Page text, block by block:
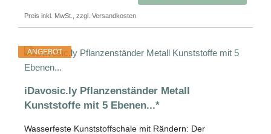
Preis inkl. MwSt., zzgl. Versandkosten
ANGEBOT
iDavosic.ly Pflanzenständer Metall
Kunststoffe mit 5 Ebenen...*
Wasserfeste Kunststoffschale mit Rändern: Der